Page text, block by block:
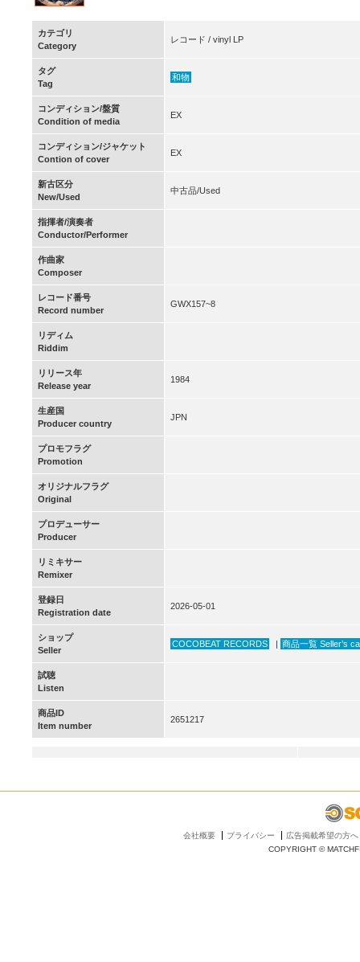
カテゴリ
Category
レコード / vinyl LP
タグ
Tag
和物
コンディション/盤質
Condition of media
EX
コンディション/ジャケット
Contion of cover
EX
新古区分
New/Used
中古品/Used
指揮者/演奏者
Conductor/Performer
作曲家
Composer
レコード番号
Record number
GWX157~8
リディム
Riddim
リリース年
Release year
1984
生産国
Producer country
JPN
プロモフラグ
Promotion
オリジナルフラグ
Original
プロデューサー
Producer
リミキサー
Remixer
登録日
Registration date
2026-05-01
ショップ
Seller
COCOBEAT RECORDS | 商品一覧 Seller’s
試聴
Listen
商品ID
Item number
2651217
会社概要 プライバシー
広告掲載希望の方へ
COPYRIGHT ©